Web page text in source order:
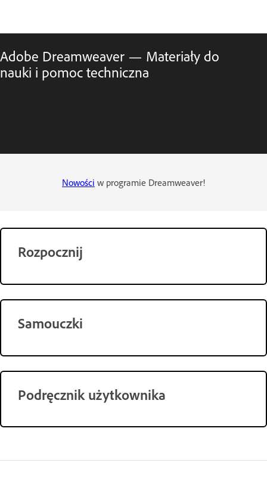
Adobe Dreamweaver — Materiały do
nauki i pomoc techniczna
Nowości w programie Dreamweaver!
Rozpocznij
Samouczki
Podręcznik użytkownika